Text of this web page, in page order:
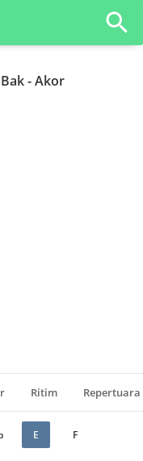
- Akor
Ritim Repertuara
E F